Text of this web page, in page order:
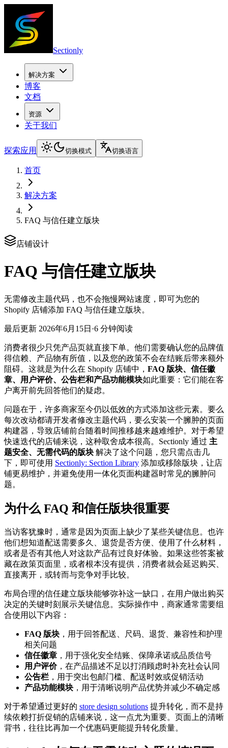
Sectionly
解决方案
博客
文档
资源
关于我们
探索应用 切换模式 切换语言
首页
解决方案
FAQ 与信任建立版块
店铺设计
FAQ 与信任建立版块
无需修改主题代码，也不会拖慢网站速度，即可为您的
Shopify 店铺添加 FAQ 与信任建立版块。
最后更新 2026年6月15日 ·6 分钟阅读
消费者很少只凭产品页就直接下单。他们需要确认您的品牌值
得信赖、产品物有所值，以及您的政策不会在结账后带来额外
阻碍。这就是为什么在 Shopify 店铺中， FAQ 版块、信任徽
章、用户评价、公告栏和产品功能模块如此重要：它们能在客
户离开前先回答他们的疑虑。
问题在于，许多商家至今仍以低效的方式添加这些元素。要么
每次改动都请开发者修改主题代码，要么安装一个臃肿的页面
构建器，导致店铺前台随着时间推移越来越难维护。对于希望
快速迭代的店铺来说，这种取舍成本很高。Sectionly 通过 主
题安全、无需代码的版块 解决了这个问题，您只需点击几
下，即可使用 Sectionly: Section Library 添加或移除版块，让店
铺更易维护，并避免使用一体化页面构建器时常见的臃肿问
题。
为什么 FAQ 和信任版块很重要
当访客犹豫时，通常是因为页面上缺少了某些关键信息。也许
他们想知道配送需要多久、退货是否方便、使用了什么材料，
或者是否有其他人对这款产品有过良好体验。如果这些答案被
藏在政策页面里，或者根本没有提供，消费者就会延迟购买、
直接离开，或转而与竞争对手比较。
布局合理的信任建立版块能够弥补这一缺口，在用户做出购买
决定的关键时刻展示关键信息。实际操作中，商家通常需要组
合使用以下内容：
FAQ 版块 ，用于回答配送、尺码、退货、兼容性和护理
相关问题
信任徽章 ，用于强化安全结账、保障承诺或品质信号
用户评价，在产品描述不足以打消顾虑时补充社会认同
公告栏 ，用于突出包邮门槛、配送时效或促销活动
产品功能模块 ，用于清晰说明产品优势并减少不确定感
对于希望通过更好的 store design solutions 提升转化，而不是持
续依赖打折促销的店铺来说，这一点尤为重要。页面上的清晰
背书，往往比再加一个优惠码更能提升转化质量。